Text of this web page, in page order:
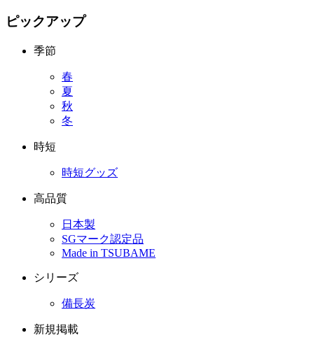
ピックアップ
季節
春
夏
秋
冬
時短
時短グッズ
高品質
日本製
SGマーク認定品
Made in TSUBAME
シリーズ
備長炭
新規掲載